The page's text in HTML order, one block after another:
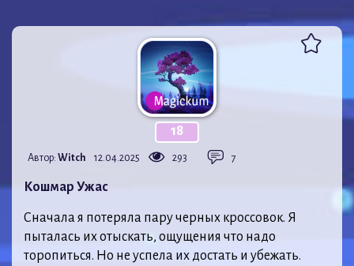
18
Автор: Witch 12.04.2025 293 7
Кошмар Ужас
Сначала я потеряла пару черных кроссовок. Я
пыталась их отыскать, ощущения что надо
торопиться. Но не успела их достать и убежать.